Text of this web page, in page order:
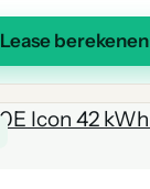
Lease berekenen